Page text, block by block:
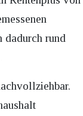
dadurch rund